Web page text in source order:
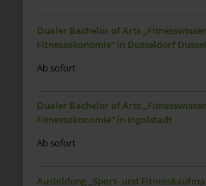
Dualer Bachelor of Arts
Fitnessökonomie“ in Düsseldorf
Ab sofort
Dualer Bachelor of Arts
Fitnessökonomie“ in Ingolstadt
Ab sofort
Ausbildung „Sport- und